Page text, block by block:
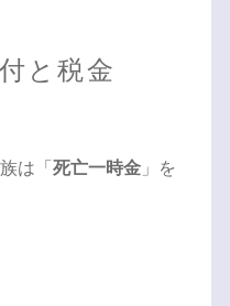
と税金
は「 死亡一時金」を